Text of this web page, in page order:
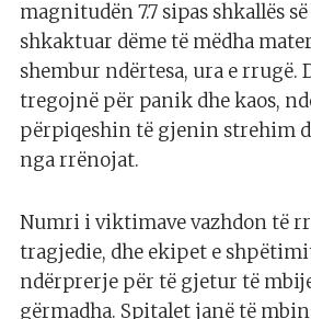
magnitudën 7.7 sipas shkallës
shkaktuar dëme të mëdha
shembur ndërtesa, ura e rrugë.
tregojnë për panik dhe kaos,
përpiqeshin të gjenin strehim
nga rrënojat.
Numri i viktimave vazhdon të
tragjedie, dhe ekipet e
ndërprerje për të gjetur të
gërmadha. Spitalet janë të